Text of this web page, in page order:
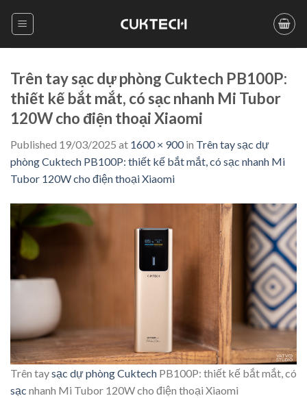
Trên tay sạc dự phòng Cuktech PB100P:
thiết kế bắt mắt, có sạc nhanh Mi Tubor
120W cho điện thoại Xiaomi
Published 19/03/2025 at 1600 × 900in Trên tay sạc dự
phòng Cuktech PB100P: thiết kế bắt mắt, có sạc nhanh Mi
Tubor 120W cho điện thoại Xiaomi
Trên taysạc dự phòngCuktech PB100P: thiết kế bắt mắt, có
sạc nhanh Mi Tubor 120W cho điện thoại Xiaomi